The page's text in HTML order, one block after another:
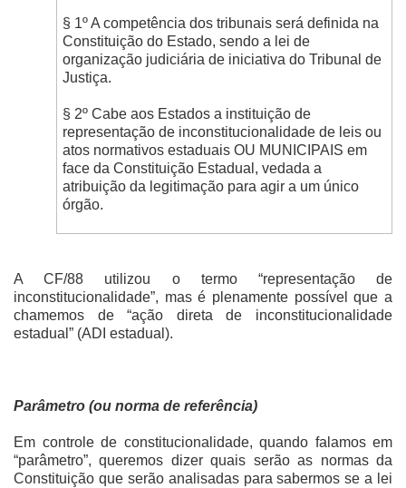
§ 1º A competência dos tribunais será definida na
Constituição do Estado, sendo a lei de
organização judiciária de iniciativa do Tribunal de
Justiça.
§ 2º Cabe aos Estados a instituição de
representação de inconstitucionalidade de leis ou
atos normativos estaduais OU MUNICIPAIS em
face da Constituição Estadual, vedada a
atribuição da legitimação para agir a um único
órgão.
A CF/88 utilizou o termo “representação de
inconstitucionalidade”, mas é plenamente possível que a
chamemos de “ação direta de inconstitucionalidade
estadual” (ADI estadual).
Parâmetro (ou norma de referência)
Em controle de constitucionalidade, quando falamos em
“parâmetro”, queremos dizer quais serão as normas da
Constituição que serão analisadas para sabermos se a lei